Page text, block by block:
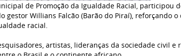
de Promoção da Igualdade Racial, participou
gestor Willians Falcão (Barão do Piraí),
racial.
artistas, lideranças da sociedade civil